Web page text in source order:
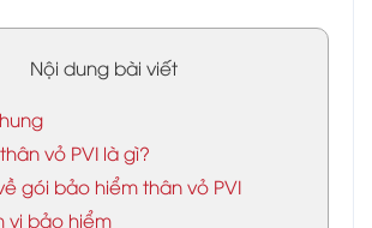
Nội dung bài viết
vỏ PVI là gì?
gói bảo hiểm thân vỏ PVI
vi bảo hiểm